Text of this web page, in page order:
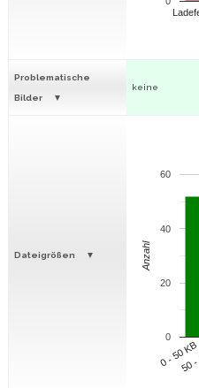
Problematische
Bilder
keine
Dateigrößen
0 - 50 KB
50
0
20
40
60
Anzahl